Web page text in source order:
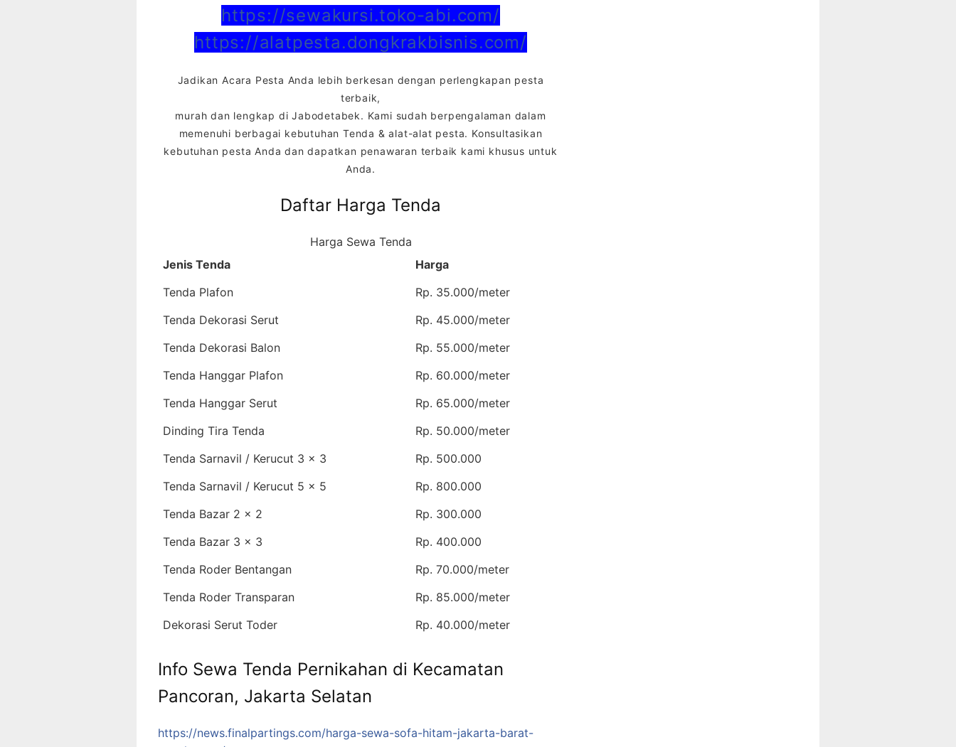
https://sewakursi.toko-abi.com/
https://alatpesta.dongkrakbisnis.com/
Jadikan Acara Pesta Anda lebih berkesan dengan perlengkapan pesta
terbaik,
murah dan lengkap di Jabodetabek. Kami sudah berpengalaman dalam
memenuhi berbagai kebutuhan Tenda & alat-alat pesta. Konsultasikan
kebutuhan pesta Anda dan dapatkan penawaran terbaik kami khusus untuk
Anda.
Daftar Harga Tenda
Harga Sewa Tenda
Jenis Tenda
Harga
Tenda Plafon
Rp. 35.000/meter
Tenda Dekorasi Serut
Rp. 45.000/meter
Tenda Dekorasi Balon
Rp. 55.000/meter
Tenda Hanggar Plafon
Rp. 60.000/meter
Tenda Hanggar Serut
Rp. 65.000/meter
Dinding Tira Tenda
Rp. 50.000/meter
Tenda Sarnavil / Kerucut 3 x 3
Rp. 500.000
Tenda Sarnavil / Kerucut 5 x 5
Rp. 800.000
Tenda Bazar 2 x 2
Rp. 300.000
Tenda Bazar 3 x 3
Rp. 400.000
Tenda Roder Bentangan
Rp. 70.000/meter
Tenda Roder Transparan
Rp. 85.000/meter
Dekorasi Serut Toder
Rp. 40.000/meter
Info Sewa Tenda Pernikahan di Kecamatan
Pancoran, Jakarta Selatan
https://news.finalpartings.com/harga-sewa-sofa-hitam-jakarta-barat-